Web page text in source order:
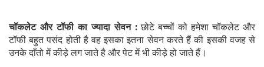
चॉकलेट और टॉफी का ज्यादा सेवन : छोटे बच्चों को हमेशा चॉकलेट और
टॉफी बहुत पसंद होती है वह इसका इतना सेवन करते हैं की इसकी वजह से
उनके दाँतो में कीड़े लग जाते है और पेट में भी कीड़े हो जाते हैं।